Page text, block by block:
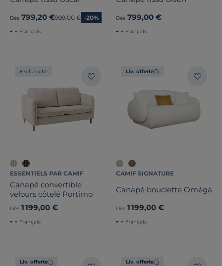
Dès 799,20 €Ancien prix
999,00 € -20%
Français
Dès 799,00 €
Français
Exclusivité
ESSENTIELS PAR CAMIF
Canapé convertible
velours côtelé Portimo
Dès 1 199,00 €
Français
Liv. offerte
CAMIF SIGNATURE
Canapé bouclette Oméga
Dès 1 199,00 €
Français
Liv. offerte Liv. offerte